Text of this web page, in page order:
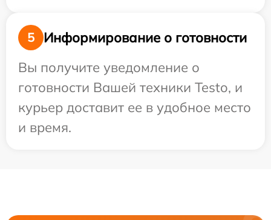
5
Информирование о готовности
Вы получите уведомление о
готовности Вашей техники Testo, и
курьер доставит ее в удобное место
и время.